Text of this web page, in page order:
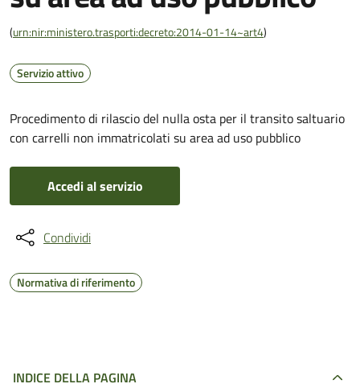
(urn:nir:ministero.trasporti:decreto:2014-01-14~art4)
Servizio attivo
Procedimento di rilascio del nulla osta per il transito saltuario
con carrelli non immatricolati su area ad uso pubblico
Accedi al servizio
Condividi
Normativa di riferimento
INDICE DELLA PAGINA